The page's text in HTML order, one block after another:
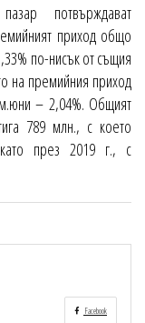
потвърждават
приход общо
по-нисък от същия
на премийния приход
– 2,04%. Общият
789 млн., с което
през 2019 г., с
Facebook